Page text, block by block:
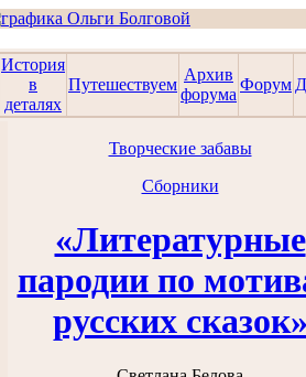
История
в
деталях
Путешествуем
Архив
форума
Форум
Творческие забавы
Сборники
«Литературные
пародии по
русских